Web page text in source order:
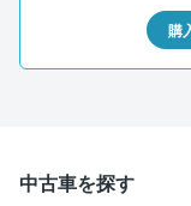
購
中古車を探す